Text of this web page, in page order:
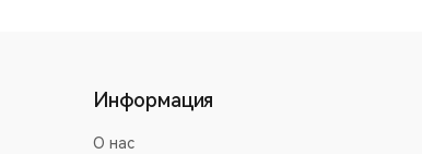
Информация
О нас